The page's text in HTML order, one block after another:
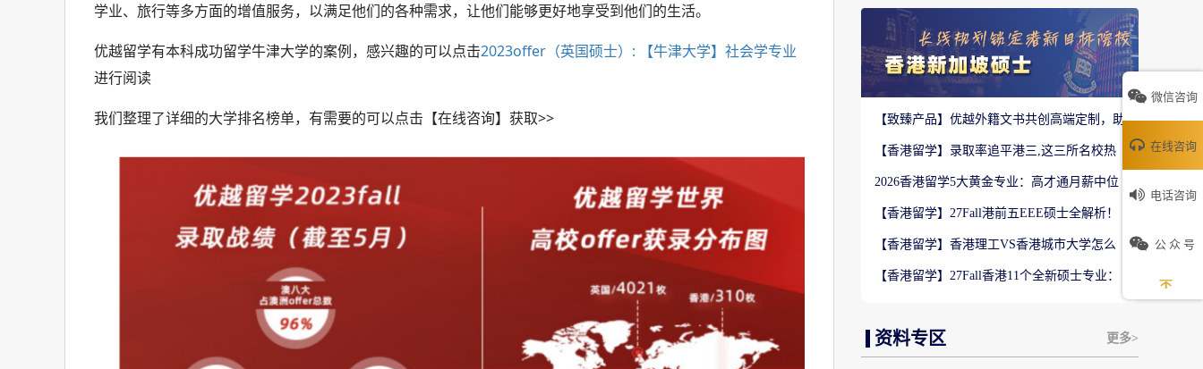
学业、旅行等多方面的增值服务，以满足他们的各种需求，让他们能够更好地享受到他们的生活。
优越留学有本科成功留学牛津大学的案例，感兴趣的可以点击2023offer（英国硕士）: 【牛津大学】社会学专业
进行阅读
我们整理了详细的大学排名榜单，有需要的可以点击【在线咨询】获取>>
【致臻产品】优越外籍文书共创高端定制，助
【香港留学】录取率追平港三,这三所名校热
2026香港留学5大黄金专业：高才通月薪中位
【香港留学】27Fall港前五EEE硕士全解析！
【香港留学】香港理工VS香港城市大学怎么
【香港留学】27Fall香港11个全新硕士专业：
资料专区 更多>
微信咨询
在线咨询
电话咨询
公 众 号